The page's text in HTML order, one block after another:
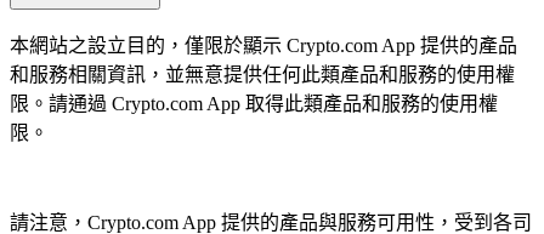
本網站之設立目的，僅限於顯示 Crypto.com App 提供的產品
和服務相關資訊，並無意提供任何此類產品和服務的使用權
限。請通過 Crypto.com App 取得此類產品和服務的使用權
限。
請注意，Crypto.com App 提供的產品與服務可用性，受到各司